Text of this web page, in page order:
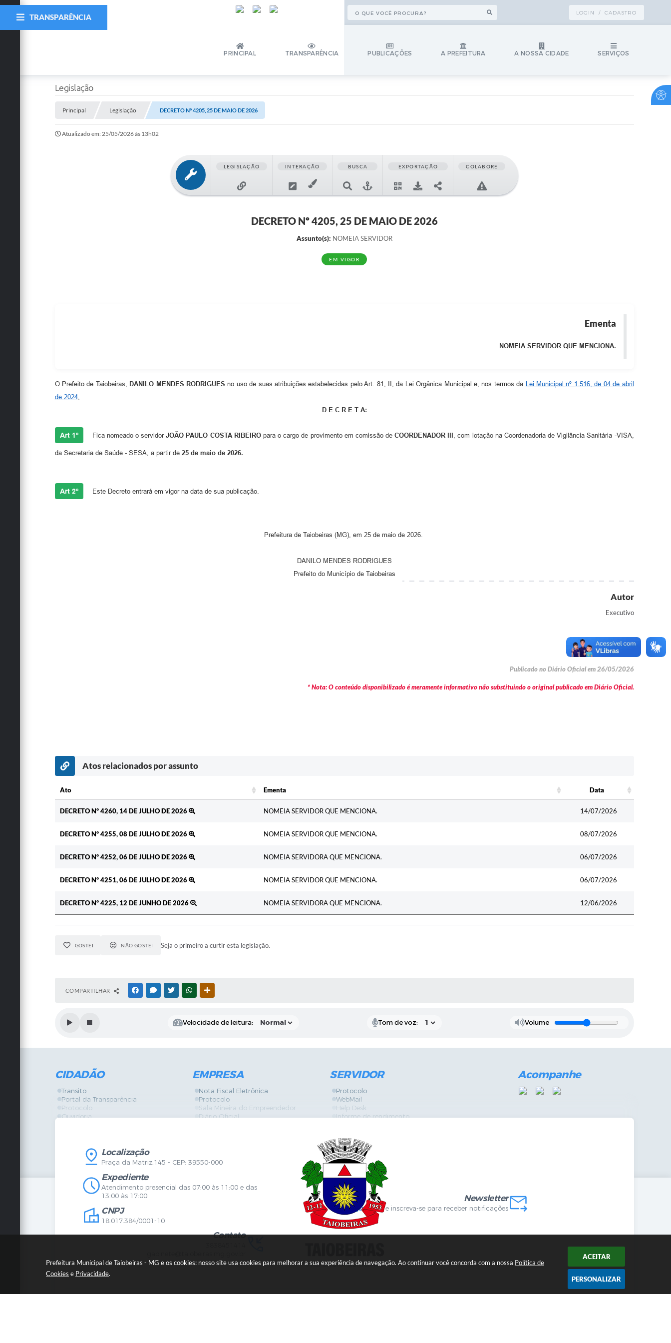
Prefeitura Municipal de Taiobeiras - MG e os cookies: nosso site usa cookies para melhorar a sua experiência de navegação. Ao continuar você concorda com a nossa Política de
Cookies e Privacidade.
ACEITAR
PERSONALIZAR
LOGIN / CADASTRO
PRINCIPAL TRANSPARÊNCIA PUBLICAÇÕES A PREFEITURA A NOSSA CIDADE SERVIÇOS
TRANSPARÊNCIA
Legislação
Principal Legislação DECRETO Nº 4205, 25 DE MAIO DE 2026
Atualizado em: 25/05/2026 às 13h02
LEGISLAÇÃO INTERAÇÃO BUSCA EXPORTAÇÃO COLABORE
DECRETO Nº 4205, 25 DE MAIO DE 2026
Assunto(s): NOMEIA SERVIDOR
EM VIGOR
Ementa
NOMEIA SERVIDOR QUE MENCIONA.
O Prefeito de Taiobeiras, DANILO MENDES RODRIGUES no uso de suas atribuições estabelecidas pelo Art. 81, II, da Lei Orgânica Municipal e, nos termos da Lei Municipal nº 1.516, de 04 de abril
de 2024,
D E C R E T A:
Art 1º Fica nomeado o servidorJOÃO PAULO COSTA RIBEIRO para o cargo de provimento em comissão deCOORDENADOR III , com lotação na Coordenadoria de Vigilância Sanitária -VISA,
da Secretaria de Saúde - SESA, a partir de 25 de maio de 2026.
Art 2º Este Decreto entrará em vigor na data de sua publicação.
Prefeitura de Taiobeiras (MG), em 25 de maio de 2026.
DANILO MENDES RODRIGUES
Prefeito do Município de Taiobeiras
Autor
Executivo
Publicado no Diário Oficial em 26/05/2026
* Nota: O conteúdo disponibilizado é meramente informativo não substituindo o original publicado em Diário Oficial.
Atos relacionados por assunto
Ato Ementa
Data
DECRETO Nº 4260, 14 DE JULHO DE 2026
NOMEIA SERVIDOR QUE MENCIONA. 14/07/2026
DECRETO Nº 4255, 08 DE JULHO DE 2026 NOMEIA SERVIDOR QUE MENCIONA. 08/07/2026
DECRETO Nº 4252, 06 DE JULHO DE 2026 NOMEIA SERVIDORA QUE MENCIONA. 06/07/2026
DECRETO Nº 4251, 06 DE JULHO DE 2026 NOMEIA SERVIDOR QUE MENCIONA. 06/07/2026
DECRETO Nº 4225, 12 DE JUNHO DE 2026 NOMEIA SERVIDORA QUE MENCIONA. 12/06/2026
GOSTEI NÃO GOSTEI Seja o primeiro a curtir esta legislação.
COMPARTILHAR FACEBOOKMESSENGER
TWITTERWHATSAPP
Velocidade de leitura: Tom de voz: Volume
CIDADÃO
Transito
Portal da Transparência
Protocolo
Ouvidoria
Legislação
Diário Oficial
Mapa do Site
Certidões
Agenda de Eventos
Concursos
Telefones Úteis
EMPRESA
Nota Fiscal Eletrônica
Protocolo
Sala Mineira do Empreendedor
Diário Oficial
Serviços Online
Vigilância Sanitária
SERVIDOR
Protocolo
WebMail
Help Desk
Informe de rendimento
GPI
Diário Oficial
Fale com RH
SGDI - Sistema de Gerência de Demandas Internas
Concurso Público e Processo Seletivo
Portal da Atenção Primaria
Acompanhe
Localização
Praça da Matriz,145 - CEP: 39550-000
Expediente
Atendimento presencial das 07:00 às 11:00 e das
13:00 às 17:00
CNPJ
18.017.384/0001-10
Contato
Newsletter
Clique aquie inscreva-se para receber notificações